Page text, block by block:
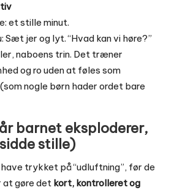
et stille minut.
Sæt jer og lyt. “Hvad kan vi høre?”
naboens trin. Det træner
og ro uden at føles som
nogle børn hader ordet bare
barnet eksploderer,
stille)
trykket på “udluftning”, før de
at gøre det kort, kontrolleret og